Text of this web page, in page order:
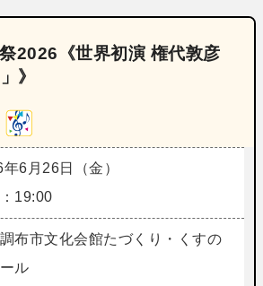
2026《世界初演 権代敦彦
》
6月26日（金）
19:00
調布市文化会館たづくり・くすの
ル